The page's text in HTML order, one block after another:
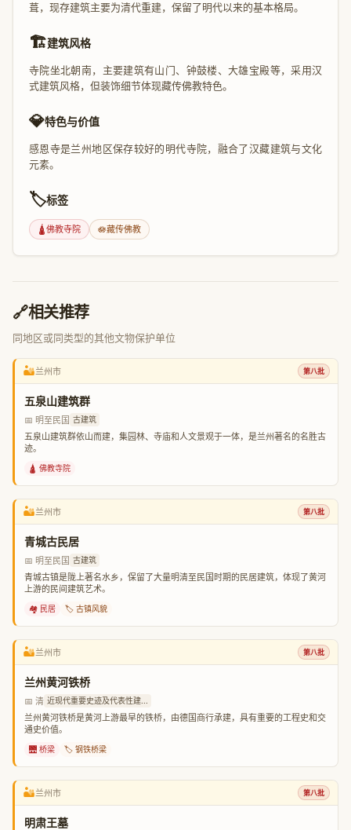
葺，现存建筑主要为清代重建，保留了明代以来的基本格局。
🏗️建筑风格
寺院坐北朝南，主要建筑有山门、钟鼓楼、大雄宝殿等，采用汉
式建筑风格，但装饰细节体现藏传佛教特色。
💎特色与价值
感恩寺是兰州地区保存较好的明代寺院，融合了汉藏建筑与文化
元素。
🏷️标签
🛕佛教寺院 🪷藏传佛教
🔗相关推荐
同地区或同类型的其他文物保护单位
🏜️兰州市 第八批
五泉山建筑群
📅 明至民国 古建筑
五泉山建筑群依山而建，集园林、寺庙和人文景观于一体，是兰州著名的名胜古
迹。
🛕 佛教寺院
🏜️兰州市 第八批
青城古民居
📅 明至民国 古建筑
青城古镇是陇上著名水乡，保留了大量明清至民国时期的民居建筑，体现了黄河
上游的民间建筑艺术。
🏘️ 民居 🏷️ 古镇风貌
🏜️兰州市 第八批
兰州黄河铁桥
📅 清 近现代重要史迹及代表性建...
兰州黄河铁桥是黄河上游最早的铁桥，由德国商行承建，具有重要的工程史和交
通史价值。
🌉 桥梁 🏷️ 钢铁桥梁
🏜️兰州市 第八批
明肃王墓